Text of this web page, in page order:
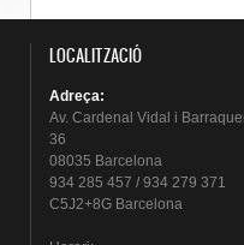
LOCALITZACIÓ
Adreça:
Av. Cardenal Vidal i
36
08035 Barcelona
934 285 457 / 934 279 371
C5J2+8G Barcelona